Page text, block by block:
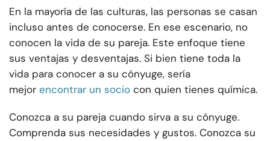
En la mayoría de las culturas, las personas se casan
incluso antes de conocerse. En ese escenario, no
conocen la vida de su pareja. Este enfoque tiene
sus ventajas y desventajas. Si bien tiene toda la
vida para conocer a su cónyuge, sería
mejor encontrar un socio con quien tienes química.
Conozca a su pareja cuando sirva a su cónyuge.
Comprenda sus necesidades y gustos. Conozca su